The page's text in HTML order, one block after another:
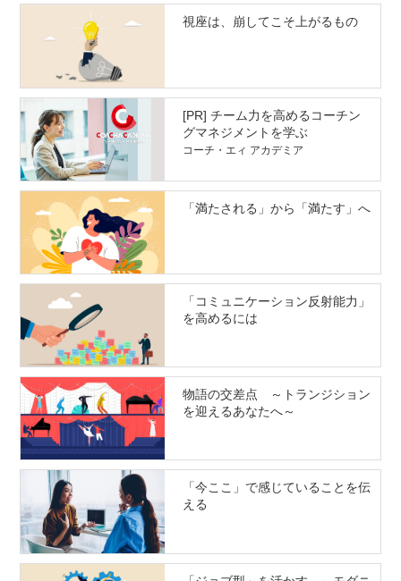
視座は、崩してこそ上がるもの
[PR] チーム力を高めるコーチン
グマネジメントを学ぶ
コーチ・エィ アカデミア
「満たされる」から「満たす」へ
「コミュニケーション反射能力」
を高めるには
物語の交差点 ～トランジション
を迎えるあなたへ～
「今ここ」で感じていることを伝
える